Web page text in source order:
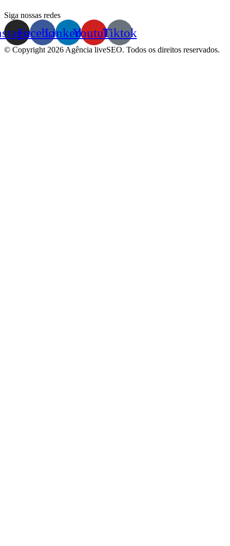
Siga nossas redes
FacebookLinkedinYoutubeTiktok
© Copyright 2026 Agência liveSEO. Todos os direitos reservados.